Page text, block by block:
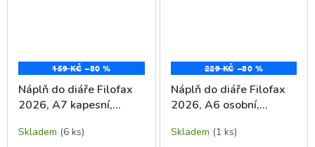
159 KČ –80 %
Náplň do diáře Filofax
2026, A7 kapesní,
Skladem (6 ks)
229 KČ –80 %
Náplň do diáře Filofax
2026, A6 osobní,
Skladem (1 ks)